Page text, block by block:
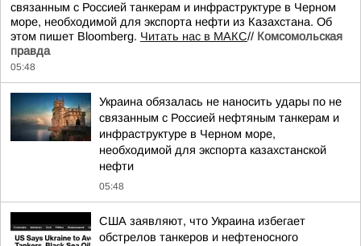
связанным с Россией танкерам и инфраструктуре в Черном
море, необходимой для экспорта нефти из Казахстана. Об
этом пишет Bloomberg. Читать нас в МАКС// Комсомольская
правда
05:48
Украина обязалась не наносить удары по не
связанным с Россией нефтяным танкерам и
инфраструктуре в Черном море,
необходимой для экспорта казахстанской
нефти
05:48
США заявляют, что Украина избегает
обстрелов танкеров и нефтеносного